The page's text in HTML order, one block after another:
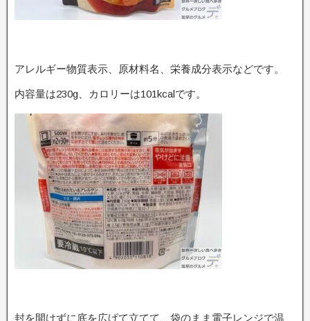
アレルギー物質表示、原材料名、栄養成分表示などです。
内容量は230g、カロリーは101kcalです。
封を開けずに底を広げて立てて、袋のまま電子レンジで温